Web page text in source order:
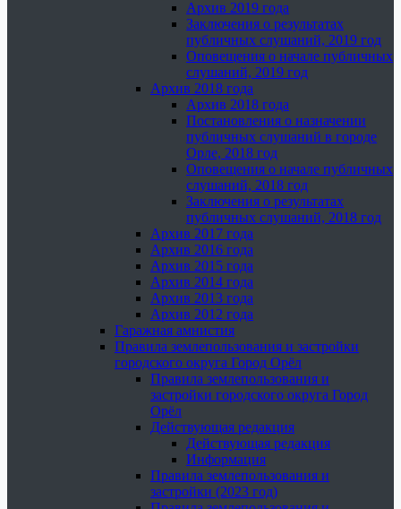
Архив 2019 года
Заключения о результатах
публичных слушаний, 2019 год
Оповещения о начале публичных
слушаний, 2019 год
Архив 2018 года
Архив 2018 года
Постановления о назначении
публичных слушаний в городе
Орле, 2018 год
Оповещения о начале публичных
слушаний, 2018 год
Заключения о результатах
публичных слушаний, 2018 год
Архив 2017 года
Архив 2016 года
Архив 2015 года
Архив 2014 года
Архив 2013 года
Архив 2012 года
Гаражная амнистия
Правила землепользования и застройки
городского округа Город Орёл
Правила землепользования и
застройки городского округа Город
Орёл
Действующая редакция
Действующая редакция
Информация
Правила землепользования и
застройки (2023 год)